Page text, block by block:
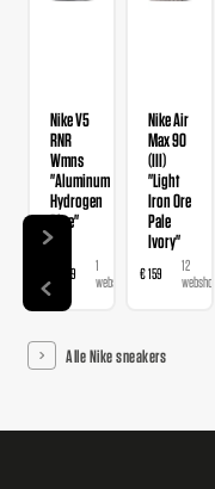
Nike V5
RNR
Wmns
"Aluminum
Hydrogen
Blue"
€ 89,99
1
webshop
Nike Air
Max 90
(III)
"Light
Iron Ore
Pale
Ivory"
€ 159
12
webshops
Alle Nike sneakers